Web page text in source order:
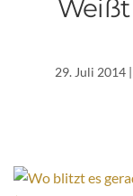
29. Juli 2014|